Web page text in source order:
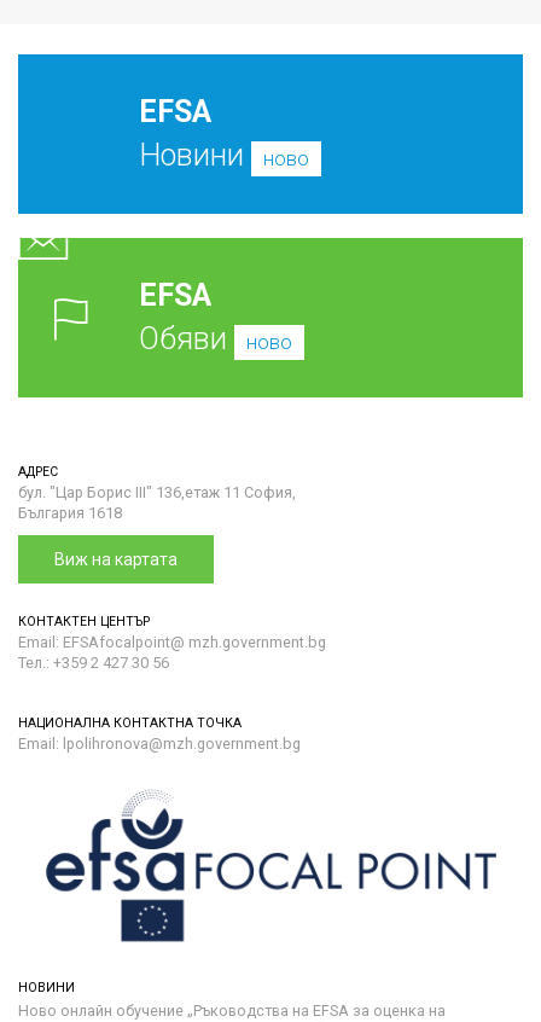
EFSA
Новини
ново
EFSA
Обяви
ново
АДРЕС
бул. "Цар Борис III" 136,етаж 11 София,
България 1618
Виж на картата
КОНТАКТЕН ЦЕНТЪР
Email: EFSAfocalpoint@ mzh.government.bg
Тел.: +359 2 427 30 56
НАЦИОНАЛНА КОНТАКТНА ТОЧКА
Email: lpolihronova@mzh.government.bg
НОВИНИ
Ново онлайн обучение „Ръководства на ЕFSA за оценка на